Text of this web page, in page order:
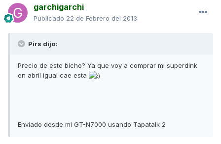
garchigarchi
Publicado 22 de Febrero del 2013
Pirs dijo:
Precio de este bicho? Ya que voy a comprar mi superdink
en abril igual cae esta
Enviado desde mi GT-N7000 usando Tapatalk 2